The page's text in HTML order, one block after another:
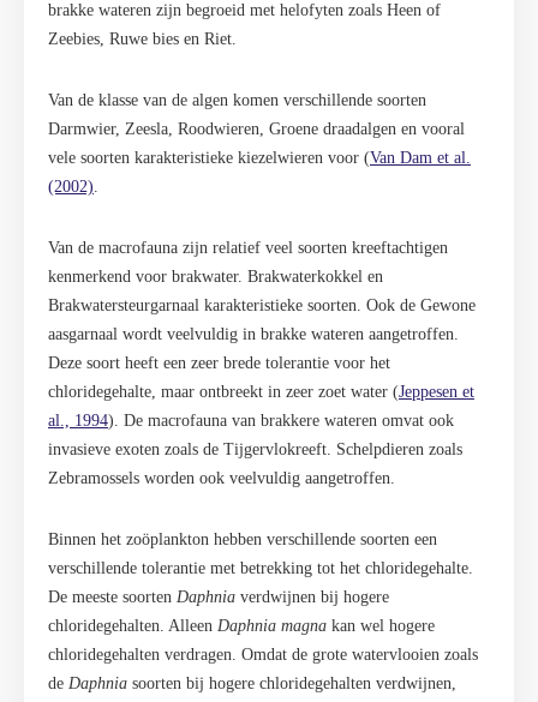
brakke wateren zijn begroeid met helofyten zoals Heen of
Zeebies, Ruwe bies en Riet.
Van de klasse van de algen komen verschillende soorten
Darmwier, Zeesla, Roodwieren, Groene draadalgen en vooral
vele soorten karakteristieke kiezelwieren voor (Van Dam et al.
(2002).
Van de macrofauna zijn relatief veel soorten kreeftachtigen
kenmerkend voor brakwater. Brakwaterkokkel en
Brakwatersteurgarnaal karakteristieke soorten. Ook de Gewone
aasgarnaal wordt veelvuldig in brakke wateren aangetroffen.
Deze soort heeft een zeer brede tolerantie voor het
chloridegehalte, maar ontbreekt in zeer zoet water (Jeppesen et
al., 1994). De macrofauna van brakkere wateren omvat ook
invasieve exoten zoals de Tijgervlokreeft. Schelpdieren zoals
Zebramossels worden ook veelvuldig aangetroffen.
Binnen het zoöplankton hebben verschillende soorten een
verschillende tolerantie met betrekking tot het chloridegehalte.
De meeste soorten Daphnia verdwijnen bij hogere
chloridegehalten. Alleen Daphnia magna kan wel hogere
chloridegehalten verdragen. Omdat de grote watervlooien zoals
de Daphnia soorten bij hogere chloridegehalten verdwijnen,